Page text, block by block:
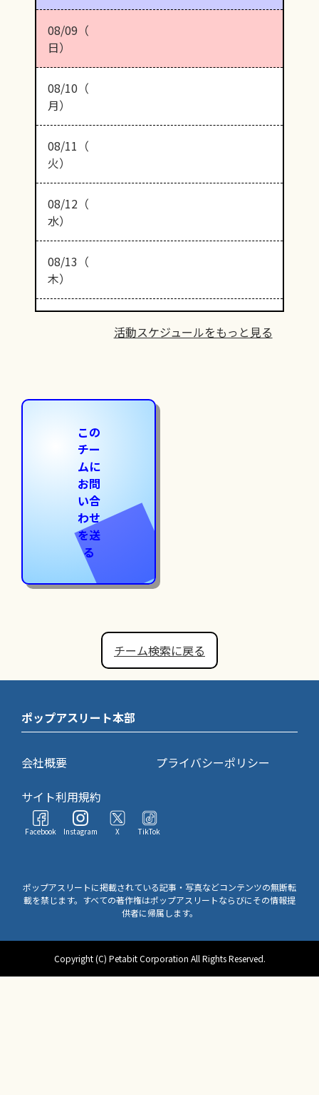
08/09（
日）
08/10（
月）
08/11（
火）
08/12（
水）
08/13（
木）
活動スケジュールをもっと見る
この
チー
ムに
お問
い合
わせ
を送
る
チーム検索に戻る
ポップアスリート本部
会社概要
プライバシーポリシー
サイト利用規約
Facebook Instagram X TikTok
ポップアスリートに掲載されている記事・写真などコンテンツの無断転
載を禁じます。すべての著作権はポップアスリートならびにその情報提
供者に帰属します。
Copyright (C) Petabit Corporation All Rights Reserved.